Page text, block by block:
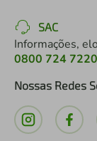
SAC
Informações,
0800 724 7220
Nossas Redes